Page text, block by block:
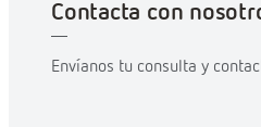
Contacta con
Envíanos tu consulta y